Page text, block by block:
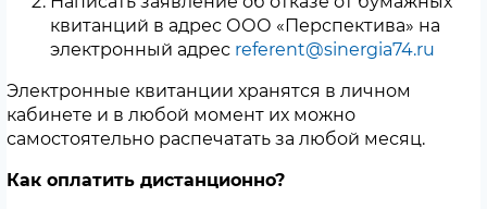
квитанций в адрес ООО «Перспектива» на
электронный адрес referent@sinergia74.ru
Электронные квитанции хранятся в личном
кабинете и в любой момент их можно
самостоятельно распечатать за любой месяц.
Как оплатить дистанционно?